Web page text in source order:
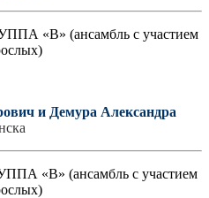
«В» (ансамбль с участием
и Демура Александра
«В» (ансамбль с участием